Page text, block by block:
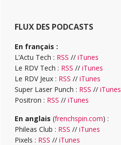
FLUX DES PODCASTS
En français :
L’Actu Tech : RSS // iTunes
Le RDV Tech : RSS // iTunes
Le RDV Jeux : RSS // iTunes
Super Laser Punch : RSS // iTunes
Positron : RSS // iTunes
En anglais (frenchspin.com) :
Phileas Club : RSS // iTunes
Pixels : RSS // iTunes